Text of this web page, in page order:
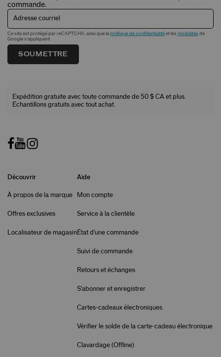
commande.
Adresse courriel
Ce site est protégé par reCAPTCHA, ainsi que la politique de confidentialité et les modalités de
Google s'appliquent.
SOUMETTRE
Expédition gratuite avec toute commande de 50 $ CA et plus.
Échantillons gratuits avec tout achat.
Découvrir
À propos de la marque
Offres exclusives
Localisateur de magasin
Aide
Mon compte
Service à la clientèle
État d'une commande
Suivi de commande
Retours et échanges
S'abonner et enregistrer
Cartes-cadeaux électroniques
Vérifier le solde de la carte-cadeau électronique
Clavardage (Offline)